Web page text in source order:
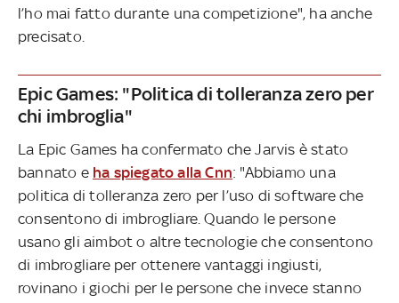
l’ho mai fatto durante una competizione", ha anche
precisato.
Epic Games: "Politica di tolleranza zero per
chi imbroglia"
La Epic Games ha confermato che Jarvis è stato
bannato e ha spiegato alla Cnn: "Abbiamo una
politica di tolleranza zero per l’uso di software che
consentono di imbrogliare. Quando le persone
usano gli aimbot o altre tecnologie che consentono
di imbrogliare per ottenere vantaggi ingiusti,
rovinano i giochi per le persone che invece stanno